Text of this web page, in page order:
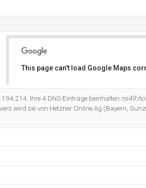
This page can't load Google Maps
Ihre 4 DNS-Einträge beinhalten
wird sie von Hetzner Online Ag (Bayern,